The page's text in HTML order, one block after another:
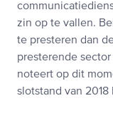
zin op te vallen.
te presteren dan
presterende
noteert op dit
slotstand van 2018